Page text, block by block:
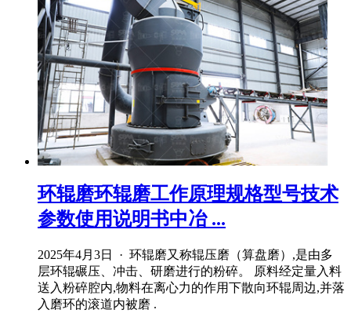
环辊磨环辊磨工作原理规格型号技术
参数使用说明书中冶 ...
2025年4月3日 · 环辊磨又称辊压磨（算盘磨）,是由多
层环辊碾压、冲击、研磨进行的粉碎。 原料经定量入料
送入粉碎腔内,物料在离心力的作用下散向环辊周边,并落
入磨环的滚道内被磨 .